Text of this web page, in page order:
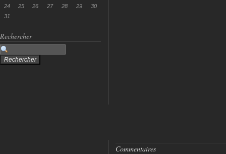
24
25 26 27 28 29
30
31
Rechercher
Commentaires